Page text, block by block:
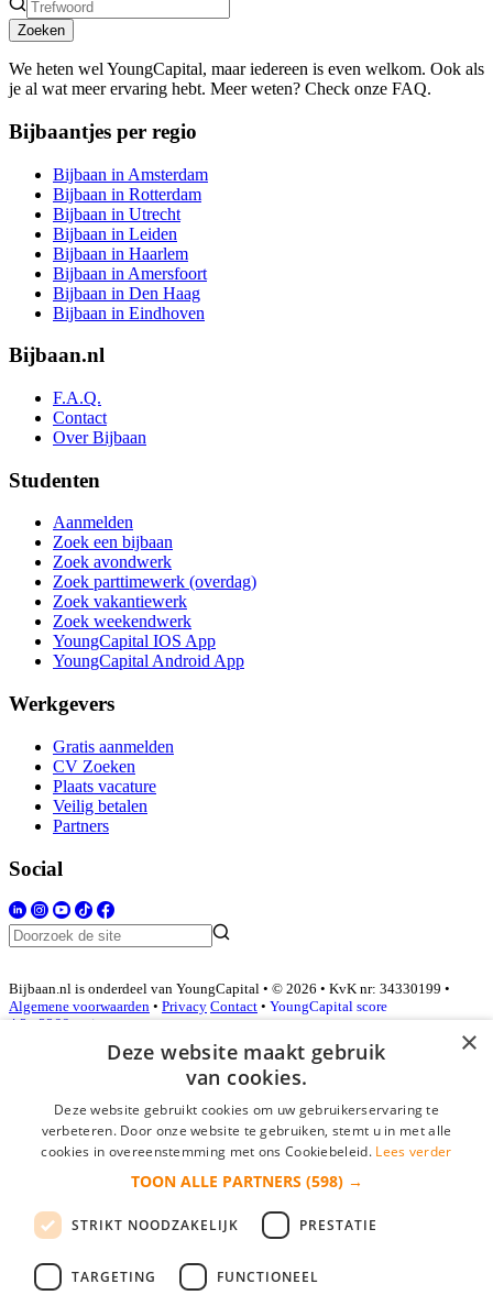
Zoeken
We heten wel YoungCapital, maar iedereen is even welkom. Ook als
je al wat meer ervaring hebt. Meer weten? Check onze FAQ.
Bijbaantjes per regio
Bijbaan in Amsterdam
Bijbaan in Rotterdam
Bijbaan in Utrecht
Bijbaan in Leiden
Bijbaan in Haarlem
Bijbaan in Amersfoort
Bijbaan in Den Haag
Bijbaan in Eindhoven
Bijbaan.nl
F.A.Q.
Contact
Over Bijbaan
Studenten
Aanmelden
Zoek een bijbaan
Zoek avondwerk
Zoek parttimewerk (overdag)
Zoek vakantiewerk
Zoek weekendwerk
YoungCapital IOS App
YoungCapital Android App
Werkgevers
Gratis aanmelden
CV Zoeken
Plaats vacature
Veilig betalen
Partners
Social
Bijbaan.nl is onderdeel van YoungCapital • © 2026 • KvK nr: 34330199 •
Algemene voorwaarden • Privacy Contact • YoungCapital score
4.3 - 3366 reviews
Inloggen als bedrijf
*
login gegevens onthouden
login
×
Deze website maakt gebruik
van cookies.
Deze website gebruikt cookies om uw gebruikerservaring te
verbeteren. Door onze website te gebruiken, stemt u in met alle
cookies in overeenstemming met ons Cookiebeleid. Lees verder
TOON ALLE PARTNERS (598) →
STRIKT NOODZAKELIJK PRESTATIE
TARGETING FUNCTIONEEL